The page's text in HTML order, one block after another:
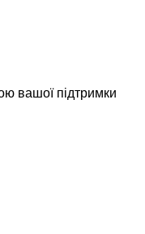
вашої підтримки